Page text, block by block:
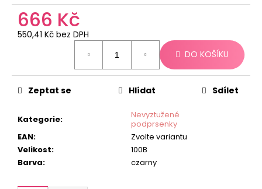
666 Kč
550,41 Kč bez DPH
DO KOŠÍKU
Kategorie:
Nevyztužené
podprsenky
EAN:
Zvolte variantu
Velikost:
100B
Barva: czarny
Zeptat se Hlídat Sdílet
e